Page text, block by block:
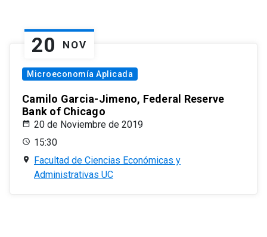
20 NOV
Microeconomía Aplicada
Camilo Garcia-Jimeno, Federal Reserve
Bank of Chicago
20 de Noviembre de 2019
15:30
Facultad de Ciencias Económicas y
Administrativas UC